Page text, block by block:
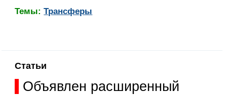
Темы:Трансферы
Статьи
Объявлен расширенный